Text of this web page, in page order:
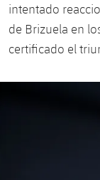
intentado
de Brizuela en
certificado el